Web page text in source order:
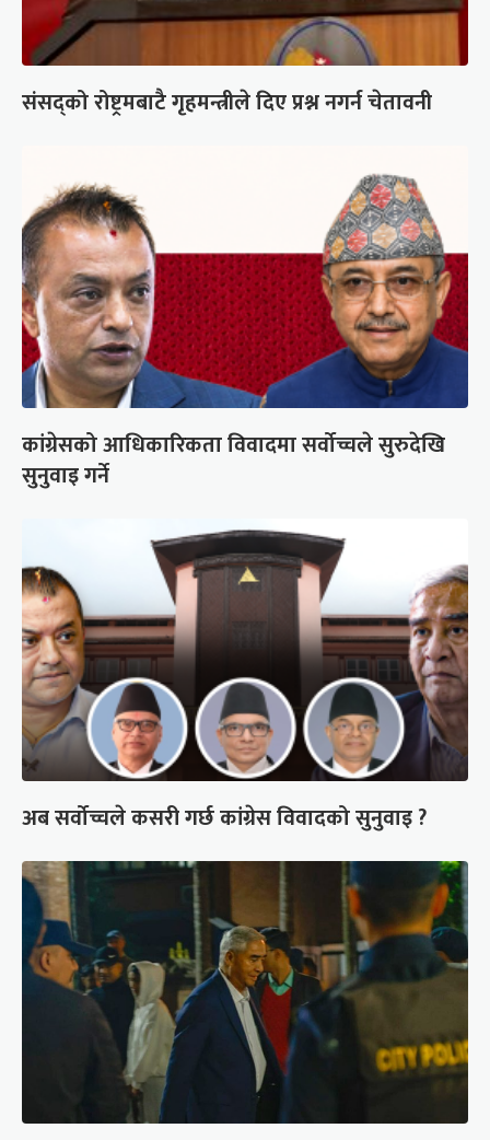
संसद्को रोष्ट्रमबाटै गृहमन्त्रीले दिए प्रश्न नगर्न चेतावनी
कांग्रेसको आधिकारिकता विवादमा सर्वोच्चले सुरुदेखि
सुनुवाइ गर्ने
अब सर्वोच्चले कसरी गर्छ कांग्रेस विवादको सुनुवाइ ?